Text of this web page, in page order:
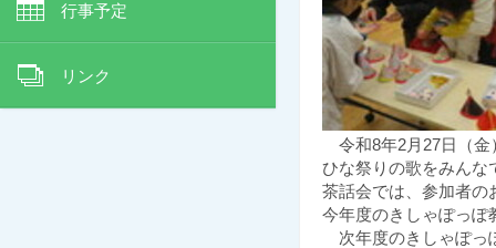
行事予定
リンク
令和8年2月27日（金
ひな祭りの歌をみんな
茶話会では、参加者の
今年度のきしゃぽっぽ
次年度のきしゃぽっ